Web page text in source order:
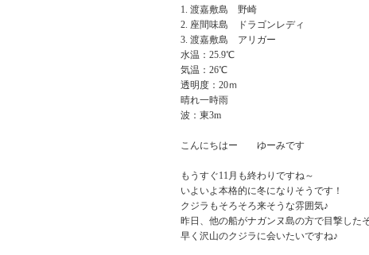
渡嘉敷島 野崎
座間味島 ドラゴンレディ
渡嘉敷島 アリガー
水温：25.9℃
気温：26℃
透明度：20ｍ
晴れ一時雨
波：東3m
こんにちはー ゆーみです
もうすぐ11月も終わりですね～
いよいよ本格的に冬になりそうです！
クジラもそろそろ来そうな雰囲気♪
昨日、他の船がナガンヌ島の方で目撃した
早く沢山のクジラに会いたいですね♪